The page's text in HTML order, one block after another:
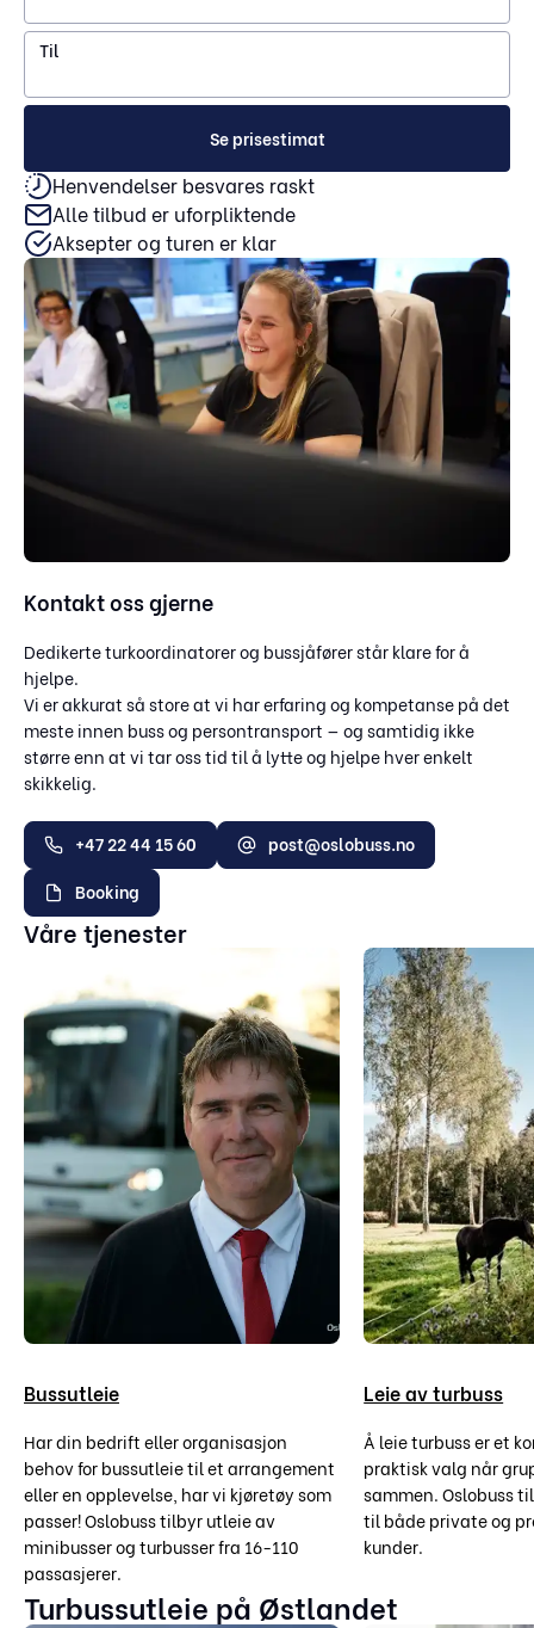
Til
Se prisestimat
Henvendelser besvares raskt
Alle tilbud er uforpliktende
Aksepter og turen er klar
Kontakt oss gjerne
Dedikerte turkoordinatorer og bussjåfører står klare for å
hjelpe.
Vi er akkurat så store at vi har erfaring og kompetanse på det
meste innen buss og persontransport — og samtidig ikke
større enn at vi tar oss tid til å lytte og hjelpe hver enkelt
skikkelig.
+47 22 44 15 60
post@oslobuss.no
Booking
Våre tjenester
Bussutleie
Har din bedrift eller organisasjon
behov for bussutleie til et arrangement
eller en opplevelse, har vi kjøretøy som
passer! Oslobuss tilbyr utleie av
minibusser og turbusser fra 16-110
passasjerer.
Leie av turbuss
Å leie turbuss er et
praktisk valg når
sammen. Oslobuss
til både private og
kunder.
Turbussutleie på Østlandet